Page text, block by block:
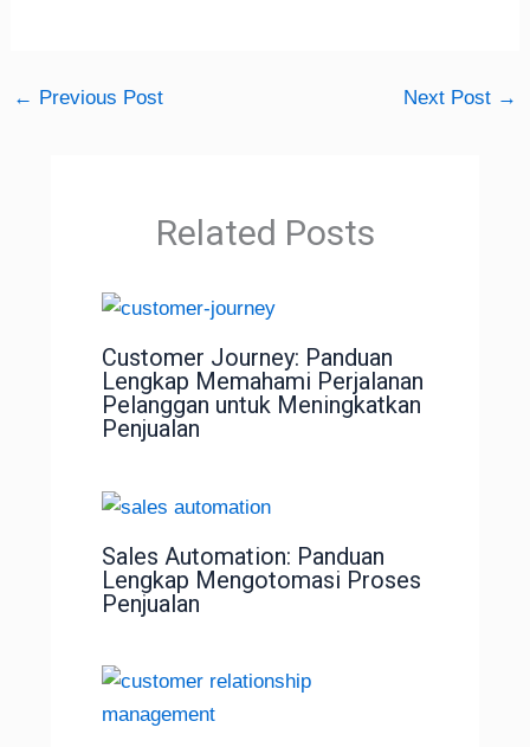
← Previous Post Next Post →
Related Posts
Customer Journey: Panduan
Lengkap Memahami Perjalanan
Pelanggan untuk Meningkatkan
Penjualan
Sales Automation: Panduan
Lengkap Mengotomasi Proses
Penjualan